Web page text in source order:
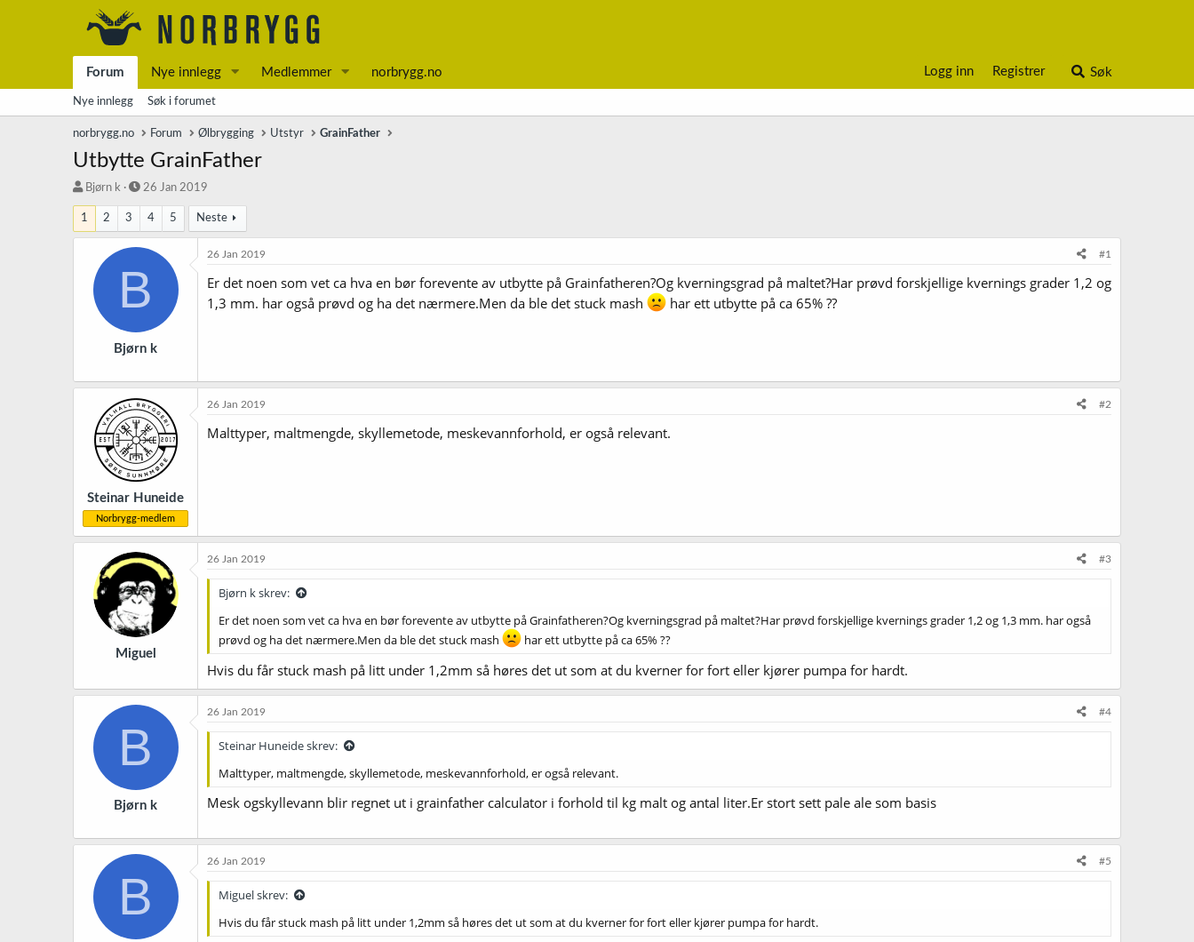
Forum Nye innlegg Medlemmer norbrygg.no Logg inn Registrer Søk
Nye innlegg Søk i forumet
norbrygg.no Forum Ølbrygging Utstyr GrainFather
Utbytte GrainFather
T
r
å
d
Bjørn k
S
r
t
a
t
26 Jan 2019
1 2 3 4 5 Neste
B
Bjørn k
26 Jan 2019 #1
Er det noen som vet ca hva en bør forevente av utbytte på Grainfatheren?Og kverningsgrad på maltet?Har prøvd forskjellige kvernings grader 1,2 og
1,3 mm. har også prøvd og ha det nærmere.Men da ble det stuck mash
har ett utbytte på ca 65% ??
Steinar Huneide
Norbrygg-medlem
26 Jan 2019 #2
Malttyper, maltmengde, skyllemetode, meskevannforhold, er også relevant.
Miguel
26 Jan 2019 #3
Bjørn k skrev:
Er det noen som vet ca hva en bør forevente av utbytte på Grainfatheren?Og kverningsgrad på maltet?Har prøvd forskjellige kvernings grader 1,2 og 1,3 mm. har også
prøvd og ha det nærmere.Men da ble det stuck mash
har ett utbytte på ca 65% ??
Hvis du får stuck mash på litt under 1,2mm så høres det ut som at du kverner for fort eller kjører pumpa for hardt.
B
Bjørn k
26 Jan 2019 #4
Steinar Huneide skrev:
Malttyper, maltmengde, skyllemetode, meskevannforhold, er også relevant.
Mesk ogskyllevann blir regnet ut i grainfather calculator i forhold til kg malt og antal liter.Er stort sett pale ale som basis
B
26 Jan 2019 #5
Miguel skrev:
Hvis du får stuck mash på litt under 1,2mm så høres det ut som at du kverner for fort eller kjører pumpa for hardt.